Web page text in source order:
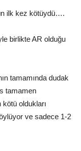
ilk kez kötüydü….
birlikte AR olduğu
tamamında dudak
tamamen
oldukları
ve sadece 1-2